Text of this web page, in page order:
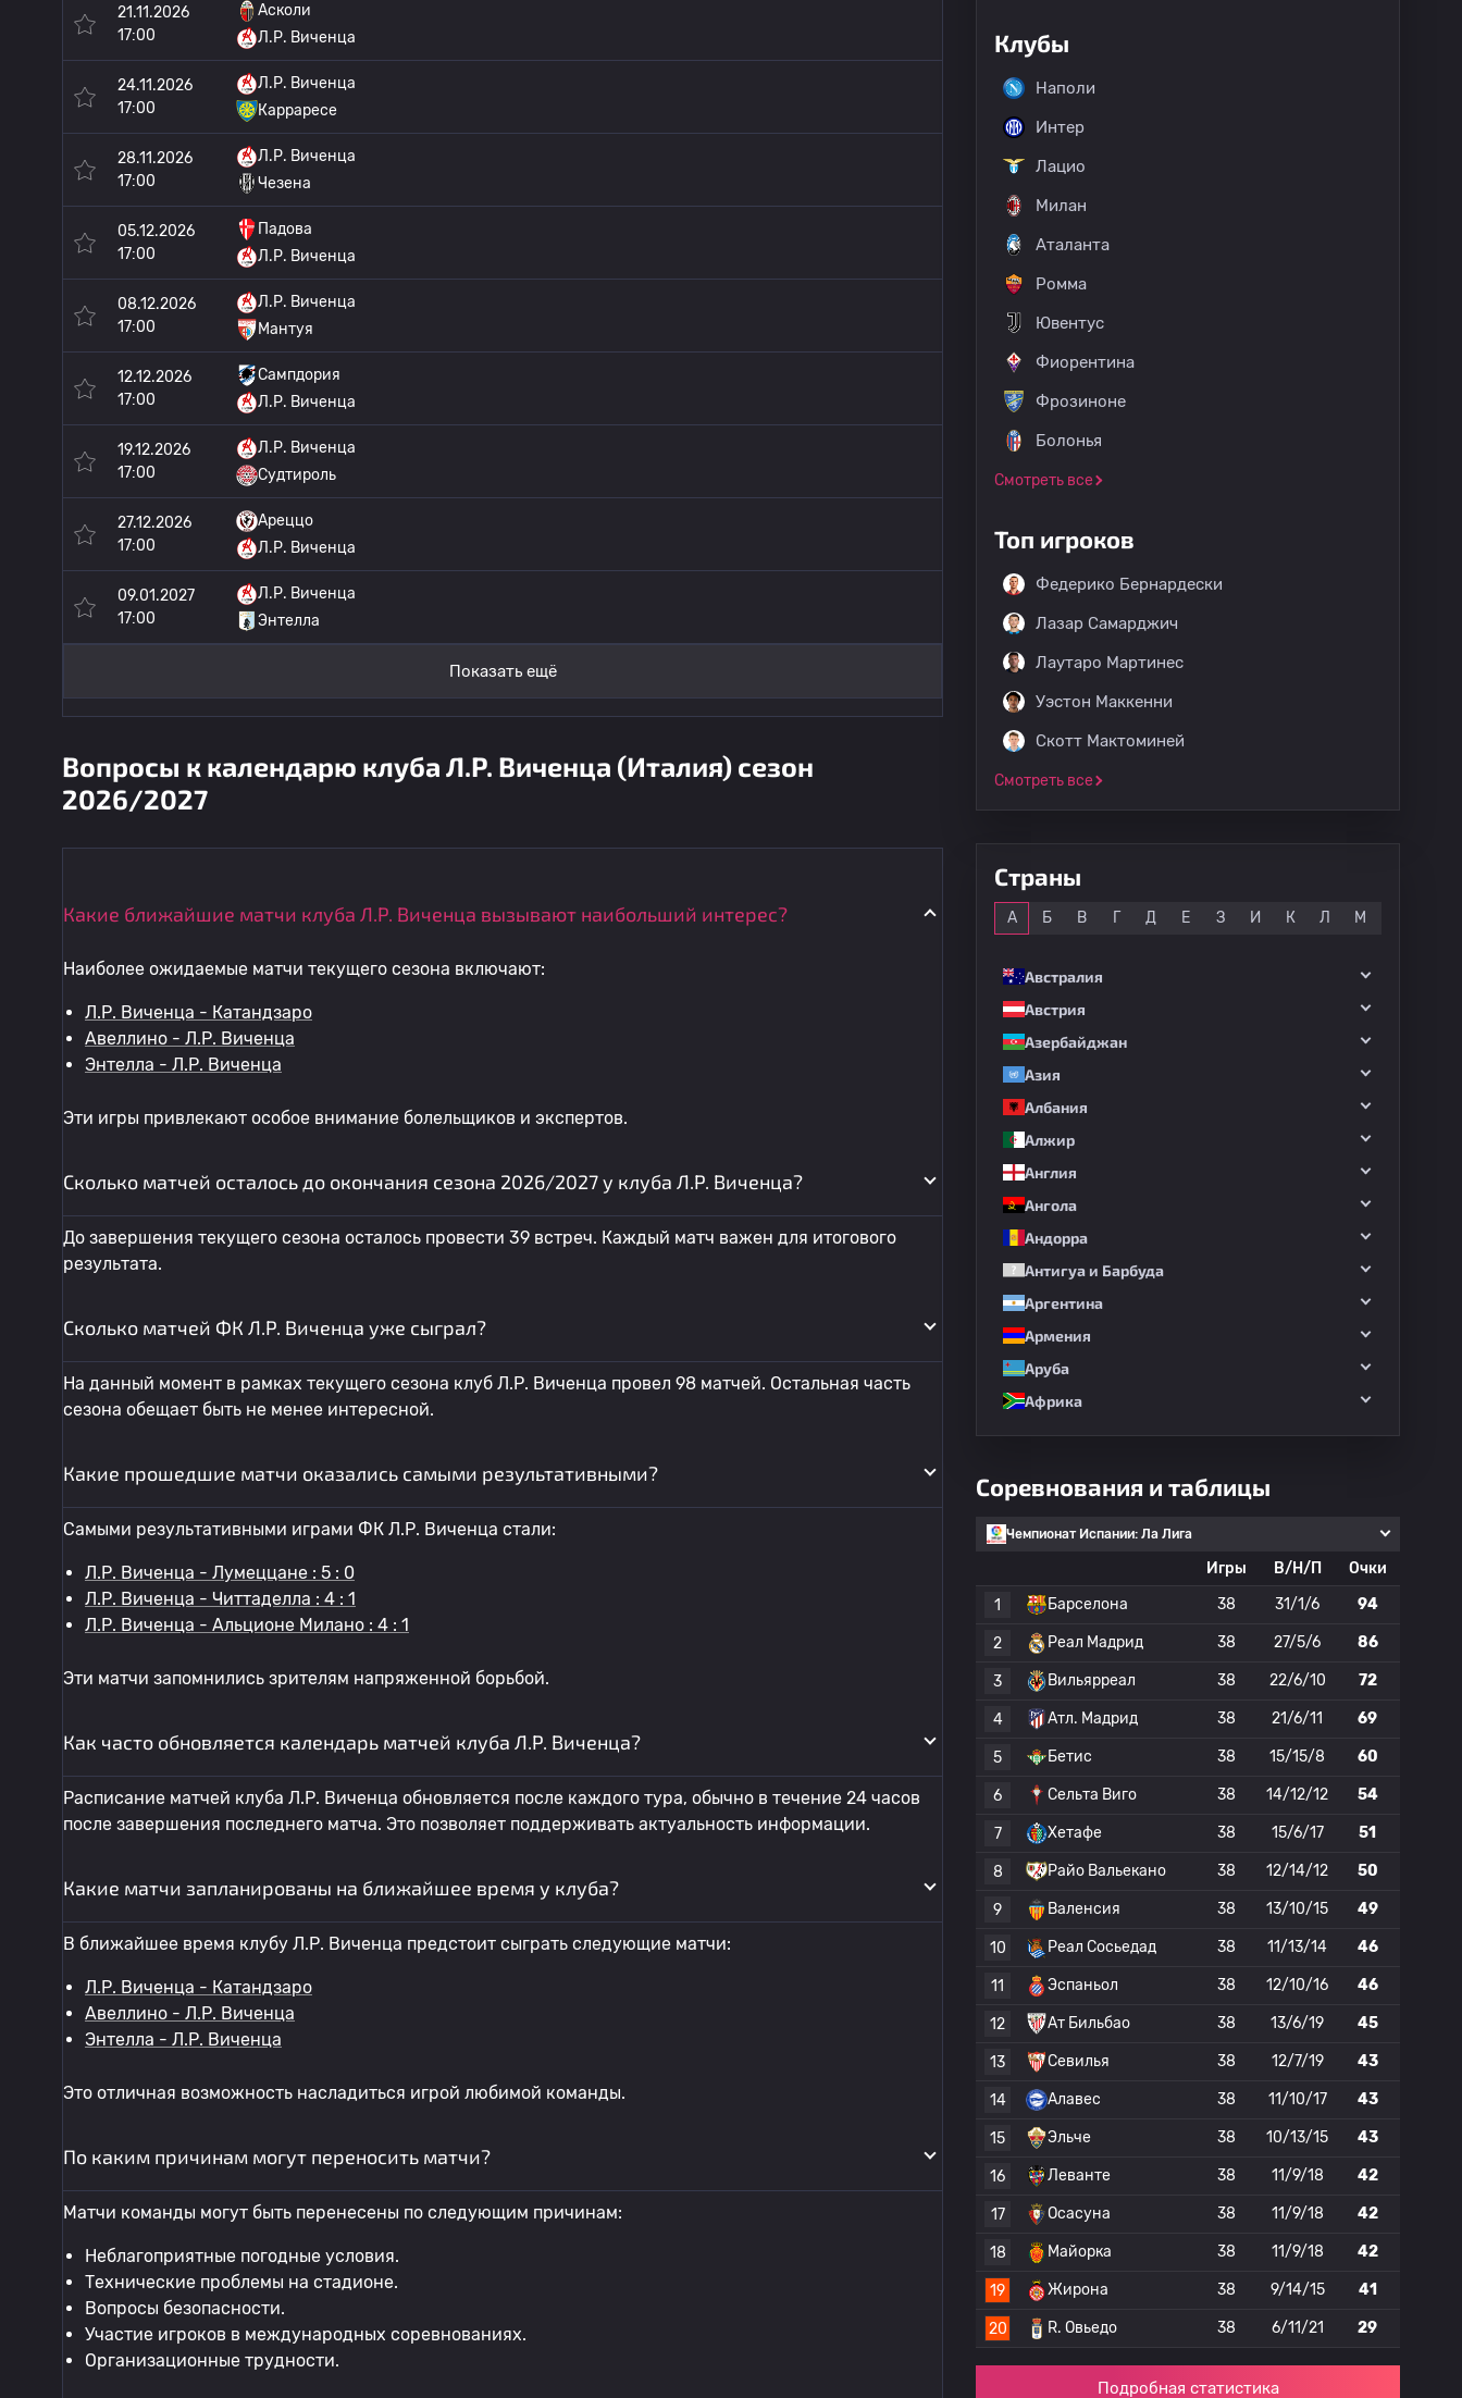
21.11.2026
17:00
Асколи
Л.Р. Виченца
24.11.2026
17:00
Л.Р. Виченца
Карраресе
28.11.2026
17:00
Л.Р. Виченца
Чезена
05.12.2026
17:00
Падова
Л.Р. Виченца
08.12.2026
17:00
Л.Р. Виченца
Мантуя
12.12.2026
17:00
Сампдория
Л.Р. Виченца
19.12.2026
17:00
Л.Р. Виченца
Судтироль
27.12.2026
17:00
Ареццо
Л.Р. Виченца
09.01.2027
17:00
Л.Р. Виченца
Энтелла
Показать ещё
Вопросы к календарю клуба Л.Р. Виченца (Италия) сезон
2026/2027
Какие ближайшие матчи клуба Л.Р. Виченца вызывают наибольший интерес?
Наиболее ожидаемые матчи текущего сезона включают:
Л.Р. Виченца - Катандзаро
Авеллино - Л.Р. Виченца
Энтелла - Л.Р. Виченца
Эти игры привлекают особое внимание болельщиков и экспертов.
Сколько матчей осталось до окончания сезона 2026/2027 у клуба Л.Р. Виченца?
До завершения текущего сезона осталось провести 39 встреч. Каждый матч важен для итогового
результата.
Сколько матчей ФК Л.Р. Виченца уже сыграл?
На данный момент в рамках текущего сезона клуб Л.Р. Виченца провел 98 матчей. Остальная часть
сезона обещает быть не менее интересной.
Какие прошедшие матчи оказались самыми результативными?
Самыми результативными играми ФК Л.Р. Виченца стали:
Л.Р. Виченца - Лумеццане : 5 : 0
Л.Р. Виченца - Читтаделла : 4 : 1
Л.Р. Виченца - Альционе Милано : 4 : 1
Эти матчи запомнились зрителям напряженной борьбой.
Как часто обновляется календарь матчей клуба Л.Р. Виченца?
Расписание матчей клуба Л.Р. Виченца обновляется после каждого тура, обычно в течение 24 часов
после завершения последнего матча. Это позволяет поддерживать актуальность информации.
Какие матчи запланированы на ближайшее время у клуба?
В ближайшее время клубу Л.Р. Виченца предстоит сыграть следующие матчи:
Л.Р. Виченца - Катандзаро
Авеллино - Л.Р. Виченца
Энтелла - Л.Р. Виченца
Это отличная возможность насладиться игрой любимой команды.
По каким причинам могут переносить матчи?
Матчи команды могут быть перенесены по следующим причинам:
Неблагоприятные погодные условия.
Технические проблемы на стадионе.
Вопросы безопасности.
Участие игроков в международных соревнованиях.
Организационные трудности.
Клубы
Наполи
Интер
Лацио
Милан
Аталанта
Ромма
Ювентус
Фиорентина
Фрозиноне
Болонья
Смотреть все
Топ игроков
Федерико Бернардески
Лазар Самарджич
Лаутаро Мартинес
Уэстон Маккенни
Скотт Мактоминей
Смотреть все
Страны
А Б В Г Д Е З И К Л М
Австралия
Австрия
Азербайджан
Азия
Албания
Алжир
Англия
Ангола
Андорра
Антигуа и Барбуда
Аргентина
Армения
Аруба
Африка
Соревнования и таблицы
Чемпионат Испании: Ла Лига
Игры В/Н/П
Очки
1
Барселона 38 31/1/6 94
2 Реал Мадрид 38 27/5/6 86
3 Вильярреал 38 22/6/10 72
4 Атл. Мадрид 38 21/6/11 69
5 Бетис 38 15/15/8 60
6 Сельта Виго 38 14/12/12 54
7 Хетафе 38 15/6/17 51
8 Райо Вальекано 38 12/14/12 50
9 Валенсия 38 13/10/15 49
10 Реал Сосьедад 38 11/13/14 46
11 Эспаньол 38 12/10/16 46
12 Ат Бильбао 38 13/6/19 45
13 Севилья 38 12/7/19 43
14 Алавес 38 11/10/17 43
15 Эльче 38 10/13/15 43
16 Леванте 38 11/9/18 42
17 Осасуна 38 11/9/18 42
18 Майорка 38 11/9/18 42
19 Жирона 38 9/14/15 41
20 R. Овьедо 38 6/11/21 29
Подробная статистика